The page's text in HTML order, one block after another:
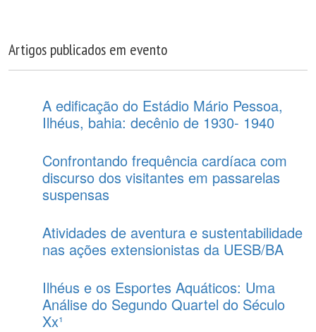
Artigos publicados em evento
A edificação do Estádio Mário Pessoa,
Ilhéus, bahia: decênio de 1930- 1940
Confrontando frequência cardíaca com
discurso dos visitantes em passarelas
suspensas
Atividades de aventura e sustentabilidade
nas ações extensionistas da UESB/BA
Ilhéus e os Esportes Aquáticos: Uma
Análise do Segundo Quartel do Século
Xx¹